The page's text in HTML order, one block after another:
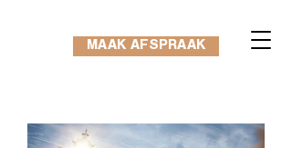
MAAK AFSPRAAK